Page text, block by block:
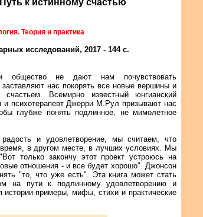
к истинному счастью
Теория и практика
исследований, 2017 - 144 с.
общество не дают нам почувствовать
заставляют нас покорять все новые вершины и
счастьем. Всемирно известный юнгианский
и психотерапевт Джерри М.Рул призывают нас
глубже понять подлинное, не мимолетное
и удовлетворение, мы считаем, что
в другом месте, в лучших условиях. Мы
только закончу этот проект устроюсь на
отношения - и все будет хорошо". Джонсон
"то, что уже есть". Эта книга может стать
на пути к подлинному удовлетворению и
истории-примеры, мифы, стихи и практические